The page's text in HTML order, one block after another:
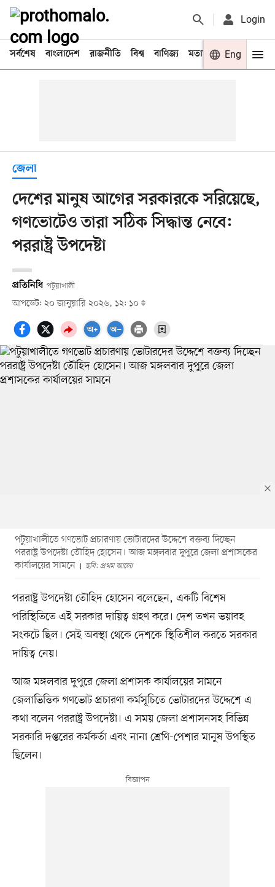
Login
সর্বশেষ বাংলাদেশ রাজনীতি বিশ্ব বাণিজ্য মতামত খেলা
Eng
জেলা
দেশের মানুষ আগের সরকারকে সরিয়েছে,
গণভোটেও তারা সঠিক সিদ্ধান্ত নেবে:
পররাষ্ট্র উপদেষ্টা
প্রতিনিধি পটুয়াখালী
আপডেট: ২০ জানুয়ারি ২০২৬, ১২: ১০
পটুয়াখালীতে গণভোট প্রচারণায় ভোটারদের উদ্দেশে বক্তব্য দিচ্ছেন
পররাষ্ট্র উপদেষ্টা তৌহিদ হোসেন। আজ মঙ্গলবার দুপুরে জেলা প্রশাসকের
কার্যালয়ের সামনে
ছবি: প্রথম আলো
পররাষ্ট্র উপদেষ্টা তৌহিদ হোসেন বলেছেন, একটি বিশেষ
পরিস্থিতিতে এই সরকার দায়িত্ব গ্রহণ করে। দেশ তখন ভয়াবহ
সংকটে ছিল। সেই অবস্থা থেকে দেশকে স্থিতিশীল করতে সরকার
দায়িত্ব নেয়।
আজ মঙ্গলবার দুপুরে জেলা প্রশাসক কার্যালয়ের সামনে
জেলাভিত্তিক গণভোট প্রচারণা কর্মসূচিতে ভোটারদের উদ্দেশে এ
কথা বলেন পররাষ্ট্র উপদেষ্টা। এ সময় জেলা প্রশাসনসহ বিভিন্ন
সরকারি দপ্তরের কর্মকর্তা এবং নানা শ্রেণি-পেশার মানুষ উপস্থিত
ছিলেন।